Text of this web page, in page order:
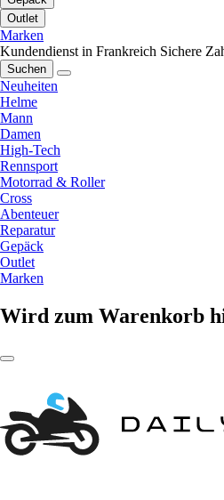
Outlet
Marken
Kundendienst in Frankreich Sichere
Suchen
Neuheiten
Helme
Mann
Damen
High-Tech
Rennsport
Motorrad & Roller
Cross
Abenteuer
Reparatur
Gepäck
Outlet
Marken
Wird zum Warenkorb